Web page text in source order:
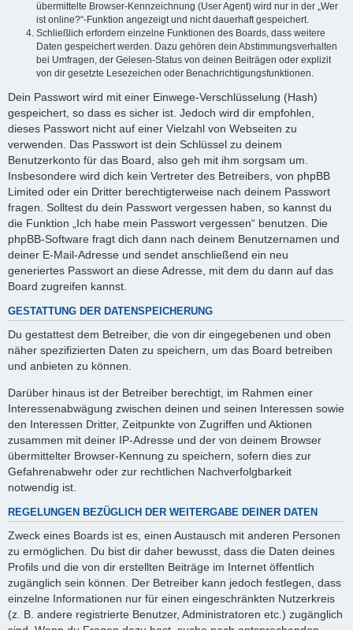
übermittelte Browser-Kennzeichnung (User Agent) wird nur in der „Wer
ist online?“-Funktion angezeigt und nicht dauerhaft gespeichert.
Schließlich erfordern einzelne Funktionen des Boards, dass weitere
Daten gespeichert werden. Dazu gehören dein Abstimmungsverhalten
bei Umfragen, der Gelesen-Status von deinen Beiträgen oder explizit
von dir gesetzte Lesezeichen oder Benachrichtigungsfunktionen.
Dein Passwort wird mit einer Einwege-Verschlüsselung (Hash)
gespeichert, so dass es sicher ist. Jedoch wird dir empfohlen,
dieses Passwort nicht auf einer Vielzahl von Webseiten zu
verwenden. Das Passwort ist dein Schlüssel zu deinem
Benutzerkonto für das Board, also geh mit ihm sorgsam um.
Insbesondere wird dich kein Vertreter des Betreibers, von phpBB
Limited oder ein Dritter berechtigterweise nach deinem Passwort
fragen. Solltest du dein Passwort vergessen haben, so kannst du
die Funktion „Ich habe mein Passwort vergessen“ benutzen. Die
phpBB-Software fragt dich dann nach deinem Benutzernamen und
deiner E-Mail-Adresse und sendet anschließend ein neu
generiertes Passwort an diese Adresse, mit dem du dann auf das
Board zugreifen kannst.
GESTATTUNG DER DATENSPEICHERUNG
Du gestattest dem Betreiber, die von dir eingegebenen und oben
näher spezifizierten Daten zu speichern, um das Board betreiben
und anbieten zu können.
Darüber hinaus ist der Betreiber berechtigt, im Rahmen einer
Interessenabwägung zwischen deinen und seinen Interessen sowie
den Interessen Dritter, Zeitpunkte von Zugriffen und Aktionen
zusammen mit deiner IP-Adresse und der von deinem Browser
übermittelter Browser-Kennung zu speichern, sofern dies zur
Gefahrenabwehr oder zur rechtlichen Nachverfolgbarkeit
notwendig ist.
REGELUNGEN BEZÜGLICH DER WEITERGABE DEINER DATEN
Zweck eines Boards ist es, einen Austausch mit anderen Personen
zu ermöglichen. Du bist dir daher bewusst, dass die Daten deines
Profils und die von dir erstellten Beiträge im Internet öffentlich
zugänglich sein können. Der Betreiber kann jedoch festlegen, dass
einzelne Informationen nur für einen eingeschränkten Nutzerkreis
(z. B. andere registrierte Benutzer, Administratoren etc.) zugänglich